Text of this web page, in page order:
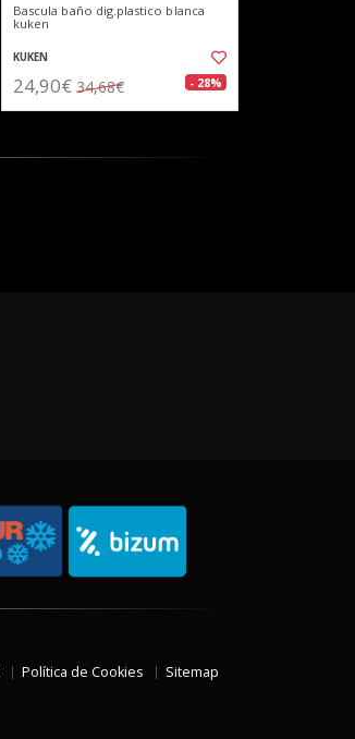
Bascula baño dig.plastico blanca
kuken
KUKEN
24,90€ 34,68€ - 28%
Política de Cookies Sitemap